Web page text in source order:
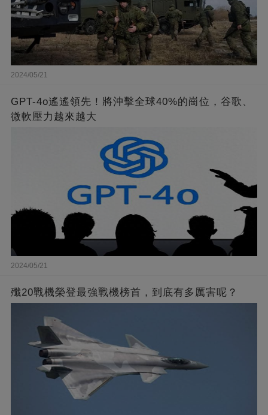
2024/05/21
GPT-4o遙遙領先！將沖擊全球40%的崗位，谷歌、
微軟壓力越來越大
2024/05/21
殲20戰機榮登最強戰機榜首，到底有多厲害呢？